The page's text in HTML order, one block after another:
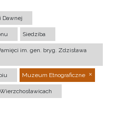
Dawnej
Siedziba
im. gen. bryg. Zdzisława
Muzeum Etnograficzne